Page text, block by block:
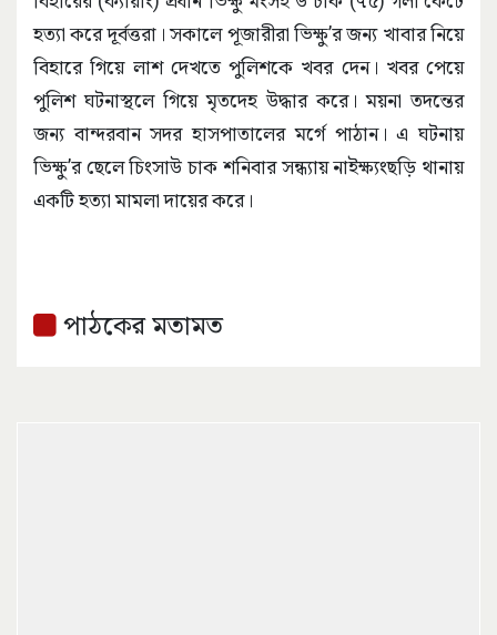
হত্যা করে দূর্বত্তরা। সকালে পূজারীরা ভিক্ষু’র জন্য খাবার নিয়ে
বিহারে গিয়ে লাশ দেখতে পুলিশকে খবর দেন। খবর পেয়ে
পুলিশ ঘটনাস্থলে গিয়ে মৃতদেহ উদ্ধার করে। ময়না তদন্তের
জন্য বান্দরবান সদর হাসপাতালের মর্গে পাঠান। এ ঘটনায়
ভিক্ষু’র ছেলে চিংসাউ চাক শনিবার সন্ধ্যায় নাইক্ষ্যংছড়ি থানায়
একটি হত্যা মামলা দায়ের করে।
পাঠকের মতামত